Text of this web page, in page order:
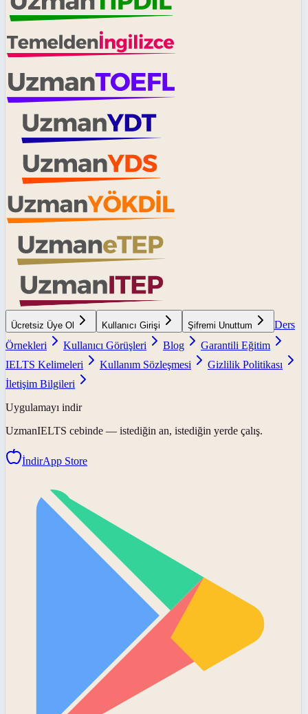
Ücretsiz Üye Ol Kullanıcı Girişi Şifremi Unuttum
Ders
Örnekleri
Kullanıcı Görüşleri Blog
Garantili Eğitim
IELTS Kelimeleri
Kullanım Sözleşmesi
Gizlilik Politikası
İletişim Bilgileri
Uygulamayı indir
UzmanIELTS cebinde — istediğin an, istediğin yerde çalış.
İndirApp Store